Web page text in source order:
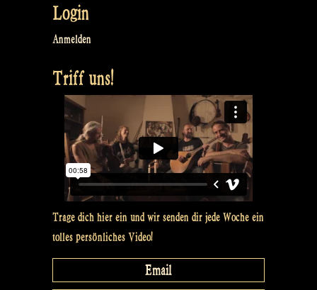
Login
Anmelden
Triff uns!
Trage dich hier ein und wir senden dir jede Woche ein
tolles persönliches Video!